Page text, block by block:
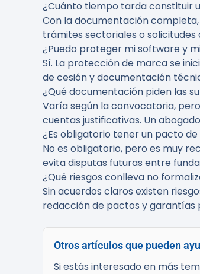
¿Cuánto tiempo tarda constituir
Con la documentación
trámites sectoriales o solicitudes
¿Puedo proteger mi software y
Sí. La protección de marca se
de cesión y documentación
¿Qué documentación piden las
Varía según la convocatoria,
cuentas justificativas. Un
¿Es obligatorio tener un pacto de
No es obligatorio, pero es muy
evita disputas futuras entre
¿Qué riesgos conlleva no
Sin acuerdos claros existen
redacción de pactos y garantías
Otros artículos que pueden
Si estás interesado en más